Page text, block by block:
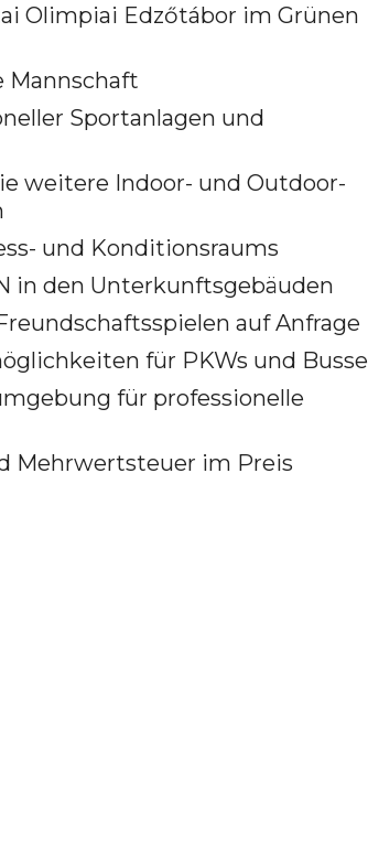
Olimpiai Edzőtábor im Grünen
Mannschaft
Sportanlagen und
weitere Indoor- und Outdoor-
und Konditionsraums
in den Unterkunftsgebäuden
auf Anfrage
für PKWs und Busse
für professionelle
Mehrwertsteuer im Preis